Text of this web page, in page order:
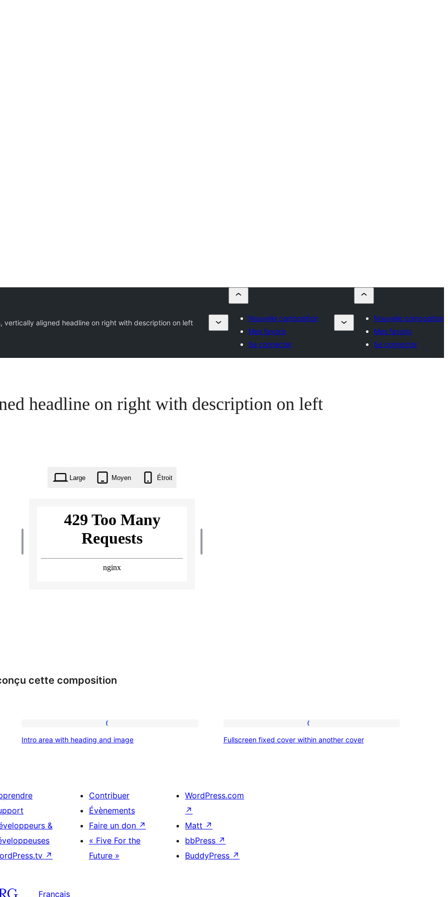
vertically aligned headline on right with description on left
Nouvelle composition
Mes favoris
Se connecter
Nouvelle composition
Mes favoris
Se connecter
headline on right with description on left
Large Moyen Étroit
cette composition
area
and
Intro area with heading and image
fixed
Fullscreen fixed cover within another cover
&
↗
Contribuer
Évènements
Faire un don ↗
« Five For the
Future »
WordPress.com
↗
Matt ↗
bbPress ↗
BuddyPress ↗
Français